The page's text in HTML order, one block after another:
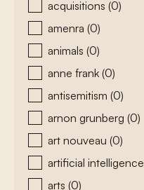
acquisitions (0)
amenra (0)
animals (0)
anne frank (0)
antisemitism (0)
arnon grunberg (0)
art nouveau (0)
artificial intelligence
arts (0)